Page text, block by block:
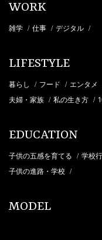
WORK
雑学 / 仕事 / デジタル /
LIFESTYLE
暮らし / フード / エンタメ
夫婦・家族 / 私の生き方 /
EDUCATION
子供の五感を育てる / 学校
子供の進路・学校 /
MODEL